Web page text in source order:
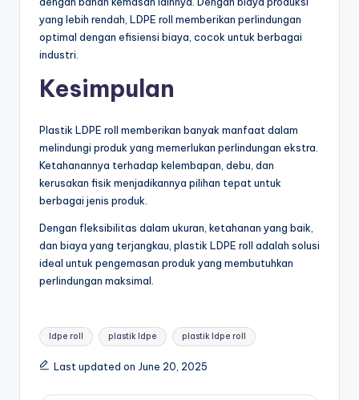
yang lebih rendah, LDPE roll memberikan perlindungan
optimal dengan efisiensi biaya, cocok untuk berbagai
industri.
Kesimpulan
Plastik LDPE roll memberikan banyak manfaat dalam
melindungi produk yang memerlukan perlindungan ekstra.
Ketahanannya terhadap kelembapan, debu, dan
kerusakan fisik menjadikannya pilihan tepat untuk
berbagai jenis produk.
Dengan fleksibilitas dalam ukuran, ketahanan yang baik,
dan biaya yang terjangkau, plastik LDPE roll adalah solusi
ideal untuk pengemasan produk yang membutuhkan
perlindungan maksimal.
Tags:
ldpe roll plastik ldpe plastik ldpe roll
Last updated on June 20, 2025